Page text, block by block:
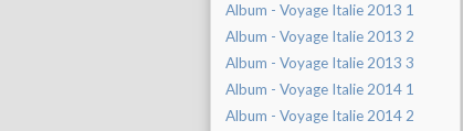
Album - Voyage Italie 2013 1
Album - Voyage Italie 2013 2
Album - Voyage Italie 2013 3
Album - Voyage Italie 2014 1
Album - Voyage Italie 2014 2